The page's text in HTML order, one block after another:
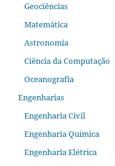
Geociências
Matemática
Astronomia
Ciência da Computação
Oceanografia
Engenharias
Engenharia Civil
Engenharia Química
Engenharia Elétrica